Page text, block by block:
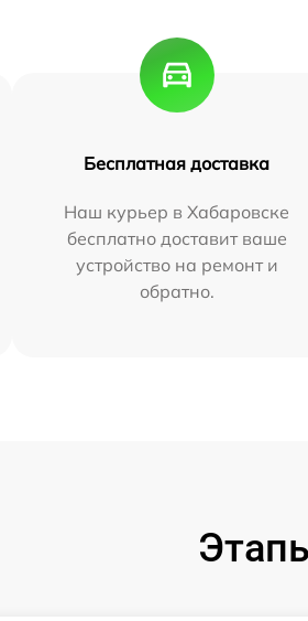
Бесплатная доставка
Наш курьер в Хабаровске
бесплатно доставит ваше
устройство на ремонт и
обратно.